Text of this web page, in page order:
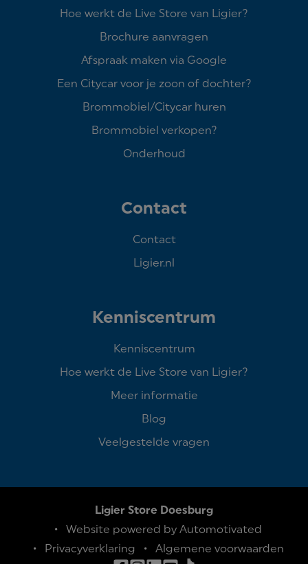
Hoe werkt de Live Store van Ligier?
Brochure aanvragen
Afspraak maken via Google
Een Citycar voor je zoon of dochter?
Brommobiel/Citycar huren
Brommobiel verkopen?
Onderhoud
Contact
Contact
Ligier.nl
Kenniscentrum
Kenniscentrum
Hoe werkt de Live Store van Ligier?
Meer informatie
Blog
Veelgestelde vragen
Ligier Store Doesburg
Website powered by Automotivated
Privacyverklaring
Algemene voorwaarden